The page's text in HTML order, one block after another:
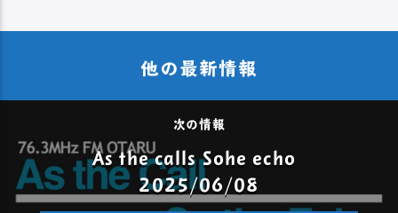
他の最新情報
次の情報
As the calls Sohe echo
2025/06/08